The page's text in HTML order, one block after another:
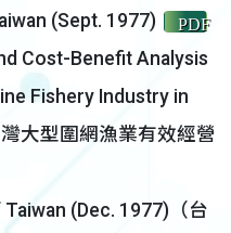
(Sept. 1977) PDF
Cost-Benefit Analysis
Fishery Industry in
大型圍網漁業有效經營
(Dec. 1977)（台